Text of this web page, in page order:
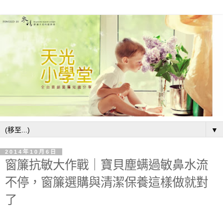
▼
2014年10月6日
窗簾抗敏大作戰｜寶貝塵螨過敏鼻水流
不停，窗簾選購與清潔保養這樣做就對
了